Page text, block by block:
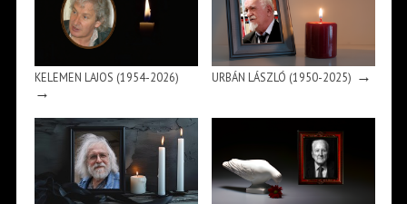
KELEMEN LAJOS (1954-2026)
→
URBÁN LÁSZLÓ (1950-2025) →